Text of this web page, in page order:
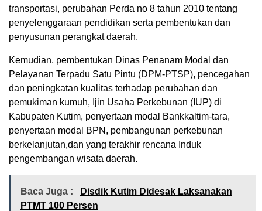
transportasi, perubahan Perda no 8 tahun 2010 tentang
penyelenggaraan pendidikan serta pembentukan dan
penyusunan perangkat daerah.
Kemudian, pembentukan Dinas Penanam Modal dan
Pelayanan Terpadu Satu Pintu (DPM-PTSP), pencegahan
dan peningkatan kualitas terhadap perubahan dan
pemukiman kumuh, Ijin Usaha Perkebunan (IUP) di
Kabupaten Kutim, penyertaan modal Bankkaltim-tara,
penyertaan modal BPN, pembangunan perkebunan
berkelanjutan,dan yang terakhir rencana Induk
pengembangan wisata daerah.
Baca Juga :
Disdik Kutim Didesak Laksanakan
PTMT 100 Persen